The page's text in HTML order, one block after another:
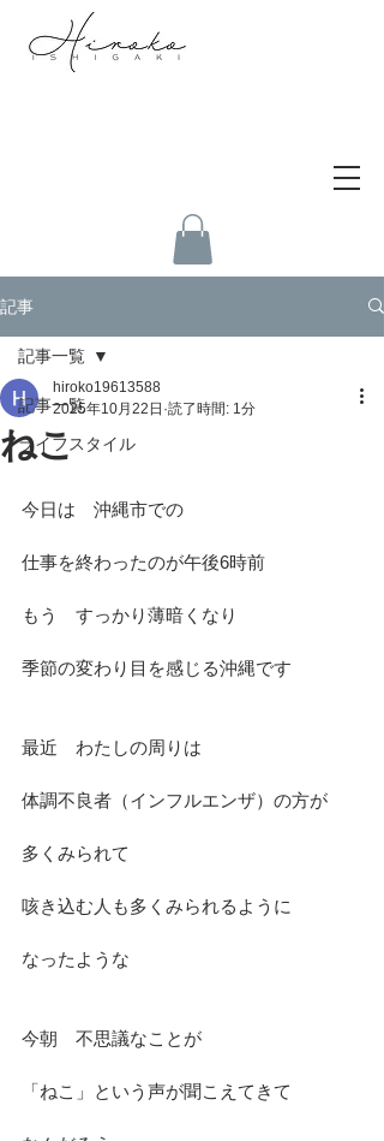
記事
記事一覧
ライフスタイル
記事一覧
ねこ
hiroko19613588
2025年10月22日 読了時間: 1分
今日は　沖縄市での
仕事を終わったのが午後6時前
もう　すっかり薄暗くなり
季節の変わり目を感じる沖縄です
最近　わたしの周りは
体調不良者（インフルエンザ）の方が
多くみられて
咳き込む人も多くみられるように
なったような
今朝　不思議なことが
「ねこ」という声が聞こえてきて